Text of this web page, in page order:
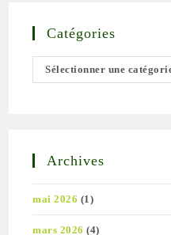
Catégories
Sélectionner une
Archives
mai 2026 (1)
mars 2026 (4)